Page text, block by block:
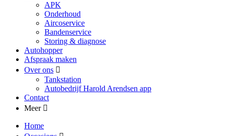
APK
Onderhoud
Aircoservice
Bandenservice
Storing & diagnose
Autohopper
Afspraak maken
Over ons
Tankstation
Autobedrijf Harold Arendsen app
Contact
Meer
Home